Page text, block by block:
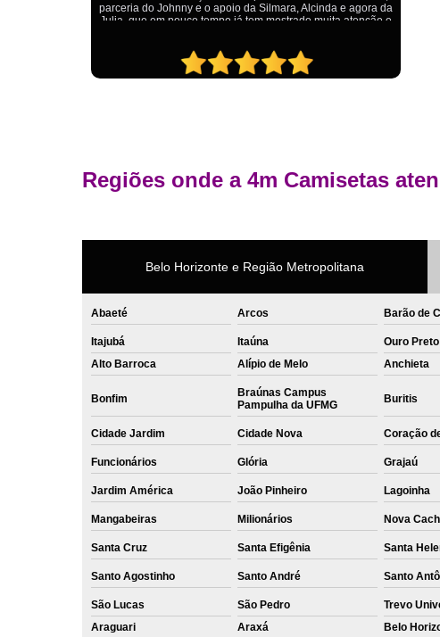
Regiões onde a 4m Camisetas
Belo Horizonte e Região Metropolitana
Abaeté Arcos Barão de
Itajubá Itaúna Ouro Preto
Alto Barroca
Alípio de Melo Anchieta
Bonfim
Braúnas Campus
Pampulha da UFMG
Buritis
Cidade Jardim Cidade Nova Coração
Funcionários Glória Grajaú
Jardim América João Pinheiro Lagoinha
Mangabeiras Milionários Nova
Santa Cruz Santa Efigênia Santa
Santo Agostinho Santo André Santo
São Lucas São Pedro
Trevo
Araguari
Araxá Belo